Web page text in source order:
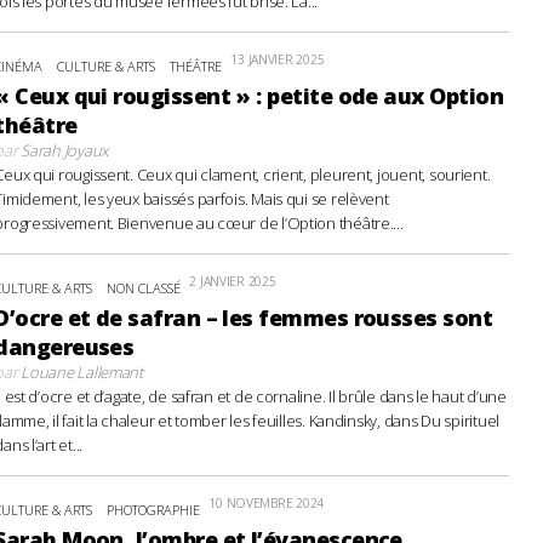
CULTURE & ARTS THÉÂTRE 13 JANVIER 2025
Ceux qui rougissent » : petite ode aux Option
Sarah Joyaux
qui rougissent. Ceux qui clament, crient, pleurent, jouent, sourient.
les yeux baissés parfois. Mais qui se relèvent
Bienvenue au cœur de l’Option théâtre....
& ARTS NON CLASSÉ 2 JANVIER 2025
et de safran – les femmes rousses sont
Louane Lallemant
est d’ocre et d’agate, de safran et de cornaline. Il brûle dans le haut d’une
il fait la chaleur et tomber les feuilles. Kandinsky, dans Du spirituel
l’art et...
& ARTS PHOTOGRAPHIE 10 NOVEMBRE 2024